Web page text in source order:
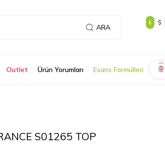
ARA
₺ $
Outlet Ürün Yorumları Esans Formülleri 🌸
S01265 TOP